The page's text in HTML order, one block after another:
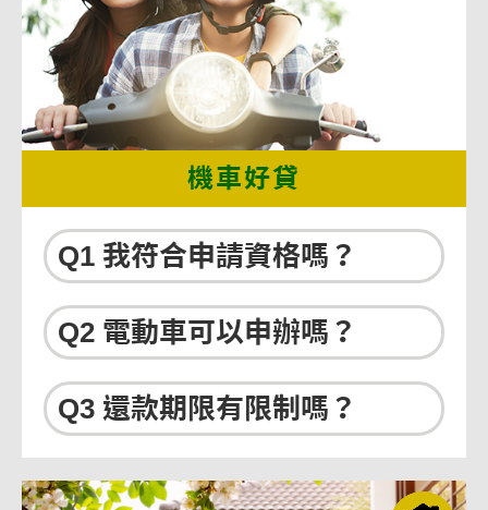
機車好貸
Q1 我符合申請資格嗎？
Q2 電動車可以申辦嗎？
Q3 還款期限有限制嗎？